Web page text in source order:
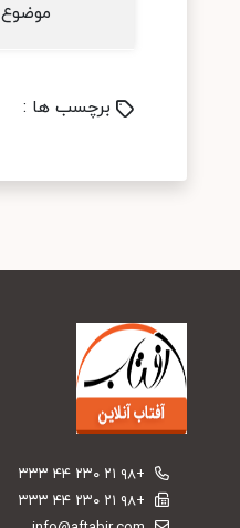
موضوع
برچسب ها :
+۹۸ ۲۱ ۲۳۰ ۴۴ ۳۳۳
+۹۸ ۲۱ ۲۳۰ ۴۴ ۳۳۳